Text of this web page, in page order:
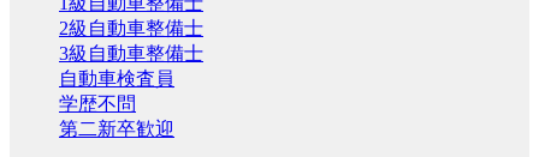
2級自動車整備士
3級自動車整備士
自動車検査員
学歴不問
第二新卒歓迎